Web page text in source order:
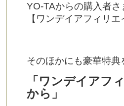
YO-TAからの購入者
【ワンデイアフィリ
そのほかにも豪華特
「ワンデイアフ
から」